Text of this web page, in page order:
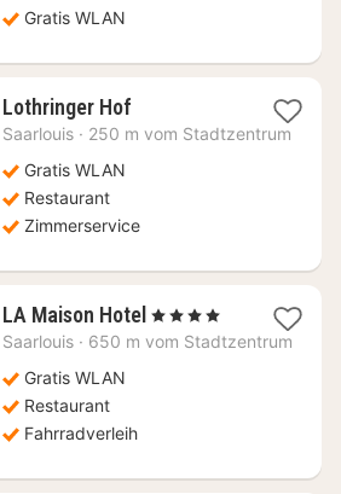
Gratis WLAN
Lothringer Hof1
Nacht
Saarlouis · 250 m vom Stadtzentrum
Gratis WLAN
Restaurant
Zimmerservice
LA Maison Hotel 1
Nacht
, 4 Sterne
Saarlouis · 650 m vom Stadtzentrum
Gratis WLAN
Restaurant
Fahrradverleih